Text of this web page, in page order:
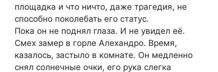
площадка и что ничто, даже трагедия, не
способно поколебать его статус.
Пока он не поднял глаза. И не увидел её.
Смех замер в горле Алехандро. Время,
казалось, застыло в комнате. Он медленно
снял солнечные очки, его рука слегка